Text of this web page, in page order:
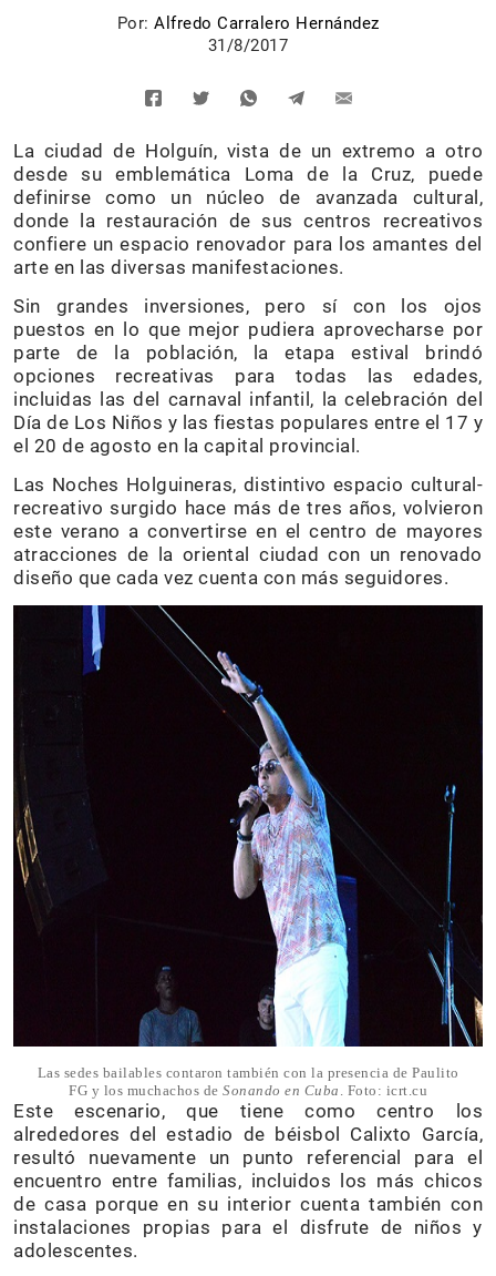
Por: Alfredo Carralero Hernández
31/8/2017
La ciudad de Holguín, vista de un extremo a otro
desde su emblemática Loma de la Cruz, puede
definirse como un núcleo de avanzada cultural,
donde la restauración de sus centros recreativos
confiere un espacio renovador para los amantes del
arte en las diversas manifestaciones.
Sin grandes inversiones, pero sí con los ojos
puestos en lo que mejor pudiera aprovecharse por
parte de la población, la etapa estival brindó
opciones recreativas para todas las edades,
incluidas las del carnaval infantil, la celebración del
Día de Los Niños y las fiestas populares entre el 17 y
el 20 de agosto en la capital provincial.
Las Noches Holguineras, distintivo espacio cultural-
recreativo surgido hace más de tres años, volvieron
este verano a convertirse en el centro de mayores
atracciones de la oriental ciudad con un renovado
diseño que cada vez cuenta con más seguidores.
Las sedes bailables contaron también con la presencia de Paulito
FG y los muchachos de Sonando en Cuba . Foto: icrt.cu
Este escenario, que tiene como centro los
alrededores del estadio de béisbol Calixto García,
resultó nuevamente un punto referencial para el
encuentro entre familias, incluidos los más chicos
de casa porque en su interior cuenta también con
instalaciones propias para el disfrute de niños y
adolescentes.